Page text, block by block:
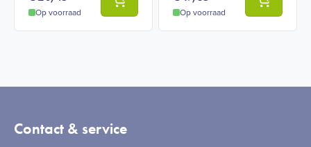
Op voorraad Op voorraad
Contact & service